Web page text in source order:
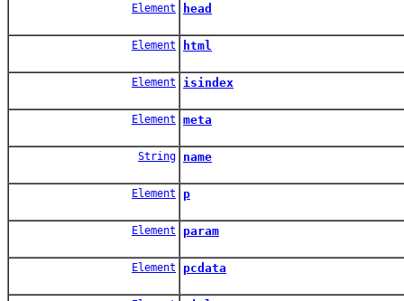
Element head
Element html
Element isindex
Element meta
String name
Element p
Element param
Element pcdata